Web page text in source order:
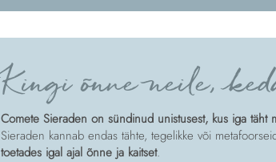
Kingi õnne neile,
Comete Sieraden on sündinud unistusest, kus iga täht
Sieraden kannab endas tähte, tegelikke või
toetades igal ajal õnne ja kaitset.